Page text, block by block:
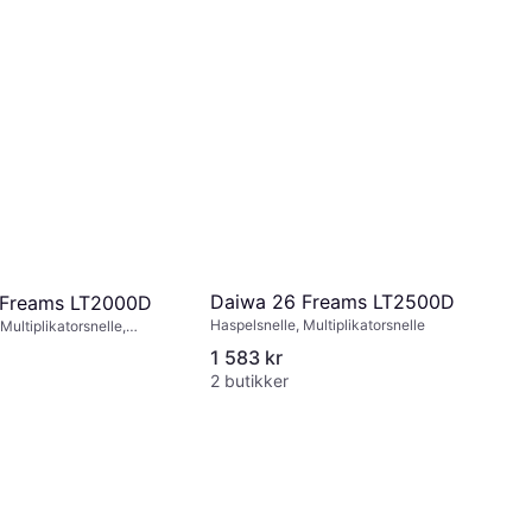
LT2000D Daiwa 26 Freams LT2500D
Haspelsnelle, Multiplikatorsnelle
1 583 kr
2 butikker